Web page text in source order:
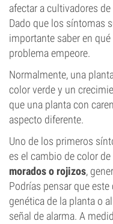
afectar a cultivadores
Dado que los síntomas
importante saber en
problema empeore.
Normalmente, una
color verde y un
que una planta con
aspecto diferente.
Uno de los primeros
es el cambio de color
morados o rojizos,
Podrías pensar que
genética de la planta o
señal de alarma. A